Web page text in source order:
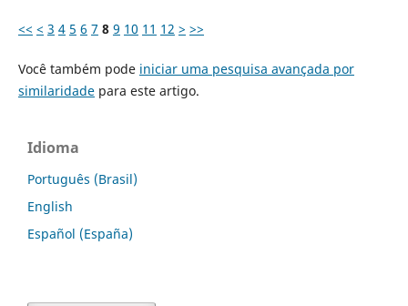
<< < 3 4 5 6 7 8 9 10 11 12 > >>
Você também pode iniciar uma pesquisa avançada por
similaridadepara este artigo.
Idioma
Português (Brasil)
English
Español (España)